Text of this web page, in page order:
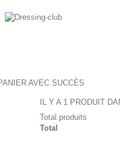
AVEC SUCCÈS
IL Y A 1 PRODUIT
Total produits
Total